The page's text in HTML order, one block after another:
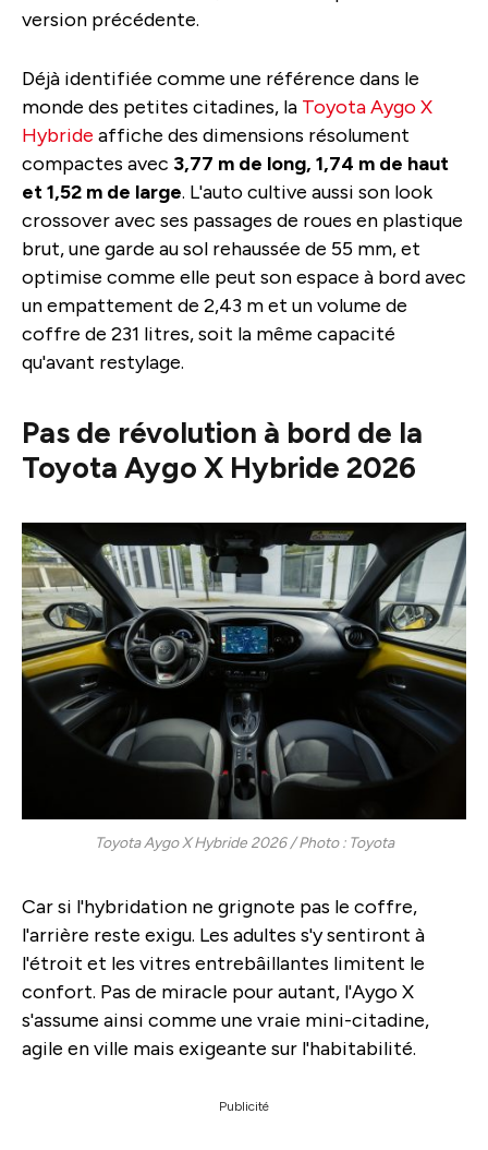
version précédente.
Déjà identifiée comme une référence dans le
monde des petites citadines, la Toyota Aygo X
Hybride affiche des dimensions résolument
compactes avec 3,77 m de long, 1,74 m de haut
et 1,52 m de large. L'auto cultive aussi son look
crossover avec ses passages de roues en plastique
brut, une garde au sol rehaussée de 55 mm, et
optimise comme elle peut son espace à bord avec
un empattement de 2,43 m et un volume de
coffre de 231 litres, soit la même capacité
qu'avant restylage.
Pas de révolution à bord de la
Toyota Aygo X Hybride 2026
Toyota Aygo X Hybride 2026 / Photo : Toyota
Car si l'hybridation ne grignote pas le coffre,
l'arrière reste exigu. Les adultes s'y sentiront à
l'étroit et les vitres entrebâillantes limitent le
confort. Pas de miracle pour autant, l'Aygo X
s'assume ainsi comme une vraie mini-citadine,
agile en ville mais exigeante sur l'habitabilité.
Publicité